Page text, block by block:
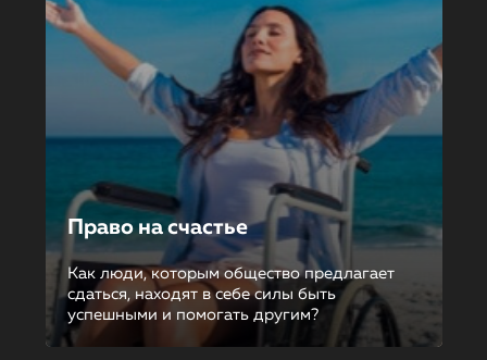
Право на счастье
Как люди, которым общество предлагает
сдаться, находят в себе силы быть
успешными и помогать другим?